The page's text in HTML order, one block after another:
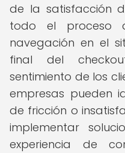
de la satisfacción
todo el proceso
navegación en el
final del
sentimiento de los
empresas pueden
de fricción o
implementar
experiencia de